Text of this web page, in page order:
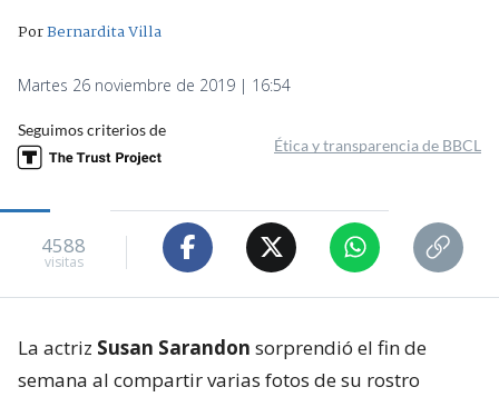
PorBernardita Villa
Martes 26 noviembre de 2019 | 16:54
Seguimos criterios de
Ética y transparencia de BBCL
4588
visitas
La actriz Susan Sarandon sorprendió el fin de
semana al compartir varias fotos de su rostro